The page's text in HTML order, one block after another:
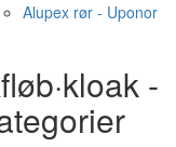
Alupex rør - Uponor
-